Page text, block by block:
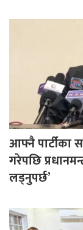
आफ्नै
गरेपछि
लड्नुपर्छ’